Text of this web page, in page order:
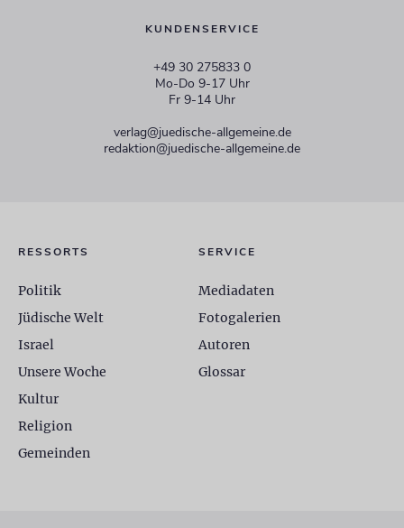
KUNDENSERVICE
+49 30 275833 0
Mo-Do 9-17 Uhr
Fr 9-14 Uhr
verlag@juedische-allgemeine.de
redaktion@juedische-allgemeine.de
RESSORTS
Politik
Jüdische Welt
Israel
Unsere Woche
Kultur
Religion
Gemeinden
SERVICE
Mediadaten
Fotogalerien
Autoren
Glossar